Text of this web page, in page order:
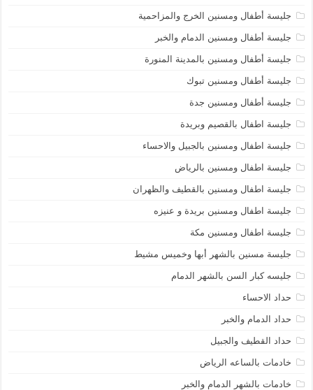
جليسة أطفال ومسنين الخرج والمزاحمية
جليسة أطفال ومسنين الدمام والخبر
جليسة أطفال ومسنين بالمدينة المنورة
جليسة أطفال ومسنين تبوك
جليسة أطفال ومسنين جدة
جليسة اطفال بالقصيم وبريدة
جليسة اطفال ومسنين بالجبيل والاحساء
جليسة اطفال ومسنين بالرياض
جليسة اطفال ومسنين بالقطيف والظهران
جليسة اطفال ومسنين بريدة و عنيزه
جليسة اطفال ومسنين مكة
جليسة مسنين بالشهر أبها وخميس مشيط
جليسه كبار السن بالشهر الدمام
حداد الاحساء
حداد الدمام والخبر
حداد القطيف والجبيل
خادمات بالساعه الرياض
خادمات بالشهر الدمام والخبر